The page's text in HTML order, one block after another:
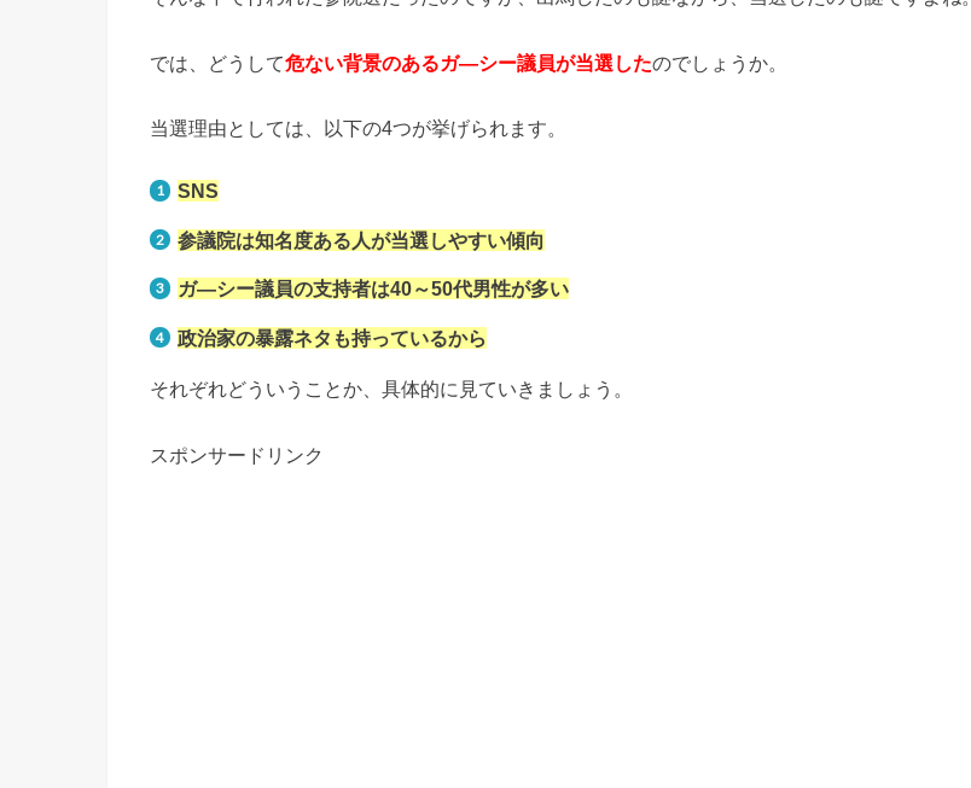
では、どうして危ない背景のあるガ―シー議員が当選したのでしょうか。
当選理由としては、以下の4つが挙げられます。
SNS
参議院は知名度ある人が当選しやすい傾向
ガ―シー議員の支持者は40～50代男性が多い
政治家の暴露ネタも持っているから
それぞれどういうことか、具体的に見ていきましょう。
スポンサードリンク